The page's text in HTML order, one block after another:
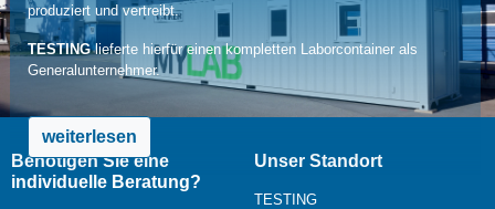
produziert und vertreibt.
TESTINGlieferte hierfür einen kompletten Laborcontainer als
Generalunternehmer.
weiterlesen
Benötigen Sie eine
individuelle Beratung?
Unser Standort
TESTING